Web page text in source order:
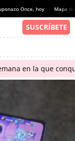
Once, hoy Mapa
en la que